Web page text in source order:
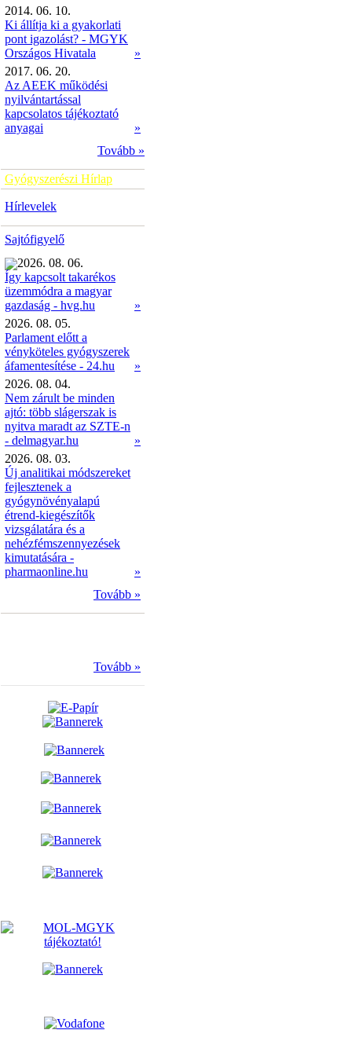
2014. 06. 10.
Ki állítja ki a gyakorlati
pont igazolást? - MGYK
Országos Hivatala
»
2017. 06. 20.
Az AEEK működési
nyilvántartással
kapcsolatos tájékoztató
anyagai
»
Tovább »
Gyógyszerészi Hírlap
Hírlevelek
Sajtófigyelő
2026. 08. 06.
Így kapcsolt takarékos
üzemmódra a magyar
gazdaság - hvg.hu
»
2026. 08. 05.
Parlament előtt a
vényköteles gyógyszerek
áfamentesítése - 24.hu
»
2026. 08. 04.
Nem zárult be minden
ajtó: több slágerszak is
nyitva maradt az SZTE-n
- delmagyar.hu
»
2026. 08. 03.
Új analitikai módszereket
fejlesztenek a
gyógynövényalapú
étrend-kiegészítők
vizsgálatára és a
nehézfémszennyezések
kimutatására -
pharmaonline.hu
»
Tovább »
Tovább »